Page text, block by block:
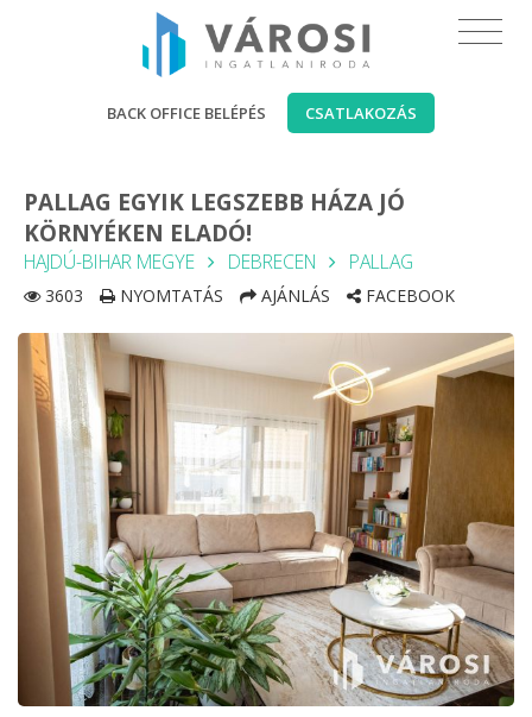
BACK OFFICE BELÉPÉS CSATLAKOZÁS
PALLAG EGYIK LEGSZEBB HÁZA JÓ
KÖRNYÉKEN ELADÓ!
HAJDÚ-BIHAR MEGYE DEBRECEN PALLAG
3603 NYOMTATÁS AJÁNLÁS FACEBOOK